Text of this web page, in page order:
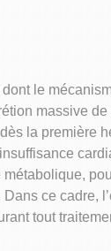
le
massive
la première
ce cadre,
tout